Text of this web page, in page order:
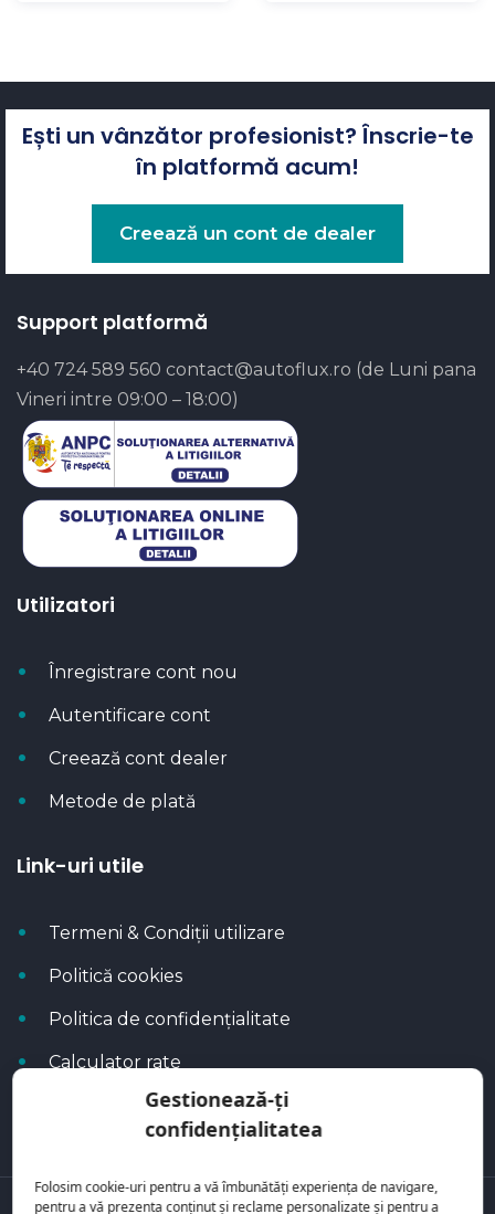
Gestionează-ți
confidențialitatea
Folosim cookie-uri pentru a vă îmbunătăți experiența de navigare,
pentru a vă prezenta conținut și reclame personalizate și pentru a
Ești un vânzător profesionist? Înscrie-te
în platformă acum!
Creează un cont de dealer
Support platformă
+40 724 589 560 contact@autoflux.ro (de Luni pana
Vineri intre 09:00 – 18:00)
Utilizatori
Înregistrare cont nou
Autentificare cont
Creează cont dealer
Metode de plată
Link-uri utile
Termeni & Condiții utilizare
Politică cookies
Politica de confidențialitate
Calculator rate
Blog Autoflux